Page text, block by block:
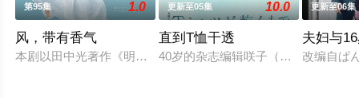
第95集 1.0
风，带有香气
本剧以田中光著作《明治的南丁格尔 大关和物语》为原案，取
更新至05集 10.0
直到T恤干透
40岁的杂志编辑咲子（苍井优 饰）
更新至06集
夫妇与
改编自ぱ